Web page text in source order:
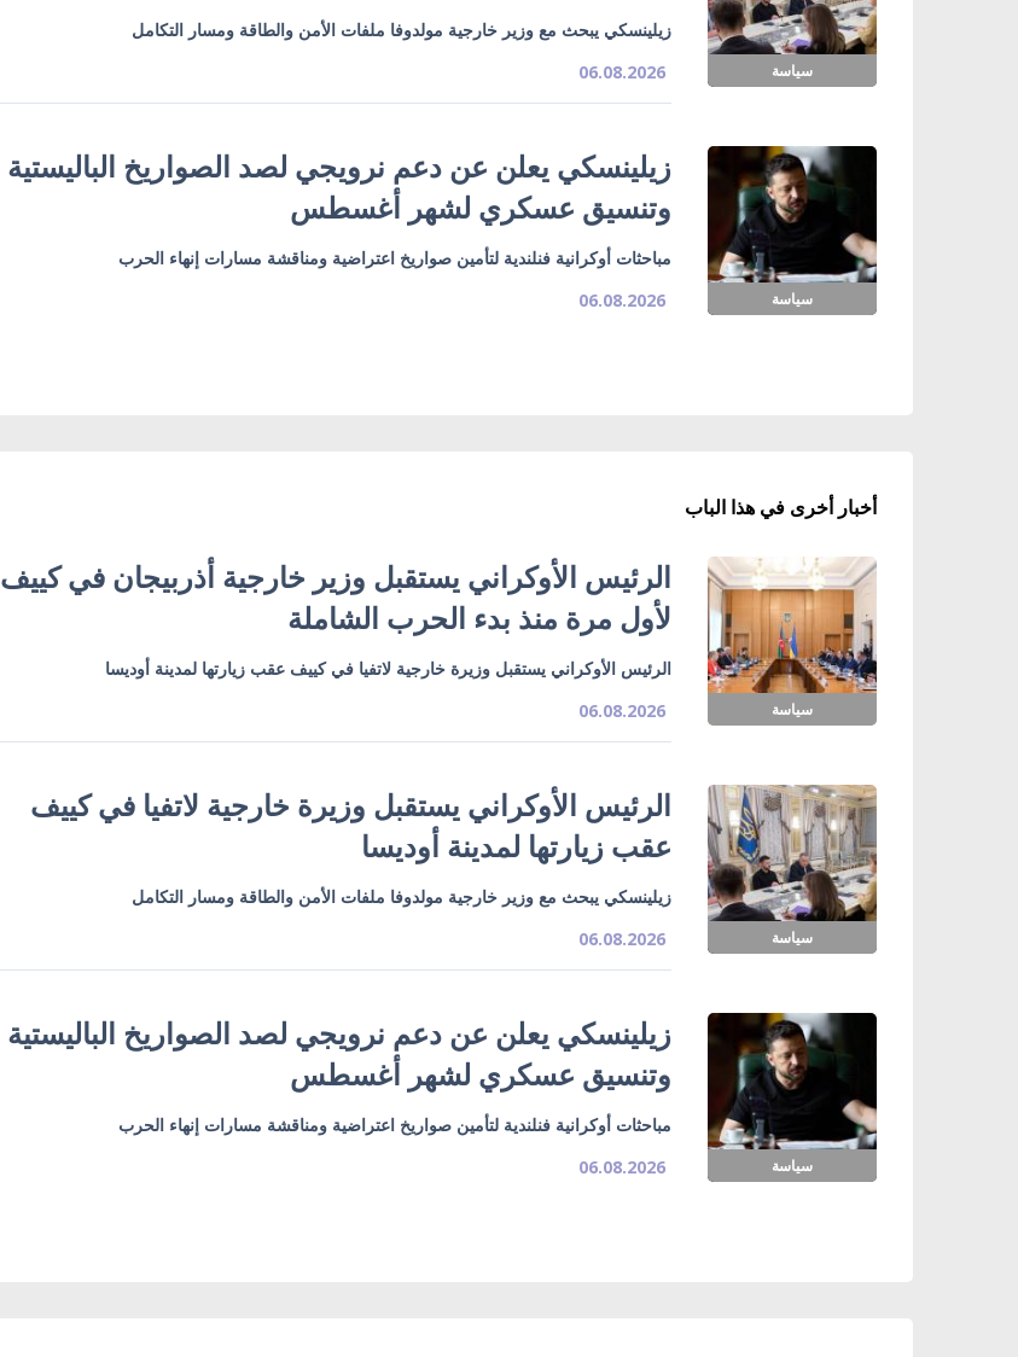
سياسة
زيلينسكي يبحث مع وزير خارجية مولدوفا ملفات الأمن والطاقة ومسار التكامل
06.08.2026
سياسة
زيلينسكي يعلن عن دعم نرويجي لصد الصواريخ الباليستية
وتنسيق عسكري لشهر أغسطس
مباحثات أوكرانية فنلندية لتأمين صواريخ اعتراضية ومناقشة مسارات إنهاء الحرب
06.08.2026
أخبار أخرى في هذا الباب
سياسة
الرئيس الأوكراني يستقبل وزير خارجية أذربيجان في كييف
لأول مرة منذ بدء الحرب الشاملة
الرئيس الأوكراني يستقبل وزيرة خارجية لاتفيا في كييف عقب زيارتها لمدينة أوديسا
06.08.2026
سياسة
الرئيس الأوكراني يستقبل وزيرة خارجية لاتفيا في كييف
عقب زيارتها لمدينة أوديسا
زيلينسكي يبحث مع وزير خارجية مولدوفا ملفات الأمن والطاقة ومسار التكامل
06.08.2026
سياسة
زيلينسكي يعلن عن دعم نرويجي لصد الصواريخ الباليستية
وتنسيق عسكري لشهر أغسطس
مباحثات أوكرانية فنلندية لتأمين صواريخ اعتراضية ومناقشة مسارات إنهاء الحرب
06.08.2026